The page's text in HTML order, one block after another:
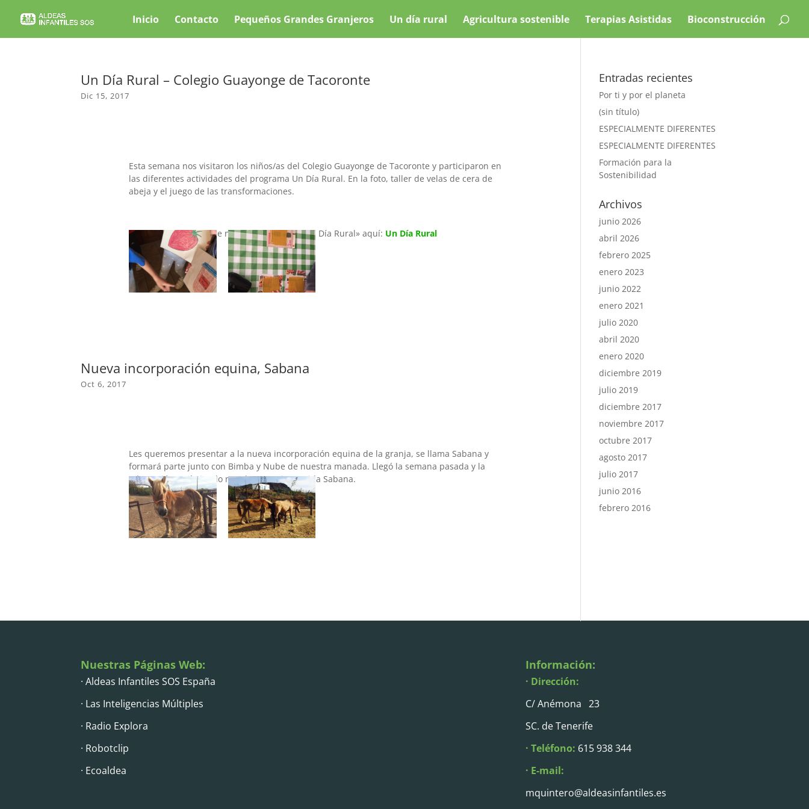
Inicio Contacto Pequeños Grandes Granjeros Un día rural Agricultura sostenible Terapias Asistidas Bioconstrucción
Un Día Rural – Colegio Guayonge de Tacoronte
Dic 15, 2017
Esta semana nos visitaron los niños/as del Colegio Guayonge de Tacoronte y participaron en
las diferentes actividades del programa Un Día Rural. En la foto, taller de velas de cera de
abeja y el juego de las transformaciones.
Más información sobre nuestro programa «Un Día Rural» aquí: Un Día Rural
Nueva incorporación equina, Sabana
Oct 6, 2017
Les queremos presentar a la nueva incorporación equina de la granja, se llama Sabana y
formará parte junto con Bimba y Nube de nuestra manada. Llegó la semana pasada y la
adaptación está siendo muy buena. Bienvenida Sabana.
Entradas recientes
Por ti y por el planeta
(sin título)
ESPECIALMENTE DIFERENTES
ESPECIALMENTE DIFERENTES
Formación para la
Sostenibilidad
Archivos
junio 2026
abril 2026
febrero 2025
enero 2023
junio 2022
enero 2021
julio 2020
abril 2020
enero 2020
diciembre 2019
julio 2019
diciembre 2017
noviembre 2017
octubre 2017
agosto 2017
julio 2017
junio 2016
febrero 2016
Nuestras Páginas Web:
· Aldeas Infantiles SOS España
· Las Inteligencias Múltiples
· Radio Explora
· Robotclip
· Ecoaldea
Información:
· Dirección:
C/ Anémona 23
SC. de Tenerife
· Teléfono: 615 938 344
· E-mail:
mquintero@aldeasinfantiles.es